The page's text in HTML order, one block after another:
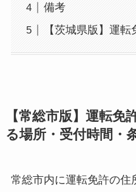
備考
【茨城県版】運
【常総市版】運転免
る場所・受付時間・
常総市内に運転免許の住